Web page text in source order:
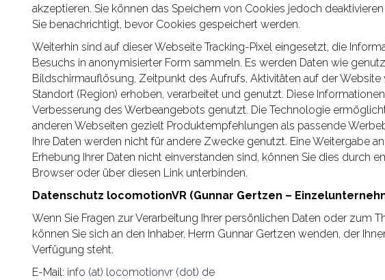
akzeptieren. Sie können das Speichern von Cookies jedoch
Sie benachrichtigt, bevor Cookies gespeichert werden.
Weiterhin sind auf dieser Webseite Tracking-Pixel eingesetzt, die
Besuchs in anonymisierter Form sammeln. Es werden Daten wie
Bildschirmauflösung, Zeitpunkt des Aufrufs, Aktivitäten auf der Website
Standort (Region) erhoben, verarbeitet und genutzt. Diese
Verbesserung des Werbeangebots genutzt. Die Technologie
anderen Webseiten gezielt Produktempfehlungen als passende
Ihre Daten werden nicht für andere Zwecke genutzt. Eine Weitergabe
Erhebung Ihrer Daten nicht einverstanden sind, können Sie dies durch
Browser oder über diesen Link unterbinden.
Datenschutz locomotionVR (Gunnar Gertzen –
Wenn Sie Fragen zur Verarbeitung Ihrer persönlichen Daten oder zum
können Sie sich an den Inhaber, Herrn Gunnar Gertzen wenden, der
Verfügung steht.
E-Mail: info (at) locomotionvr (dot) de